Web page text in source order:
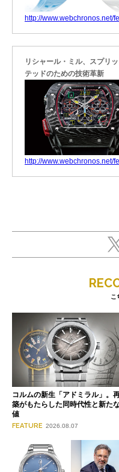
http://www.webchronos.net/
リシャール・ミル、スプリ
テッドのための技術革新
http://www.webchronos.net/
こ
コルムの新生「アドミラル」。
築がもたらした同時代性と新た
値
FEATURE 2026.08.07